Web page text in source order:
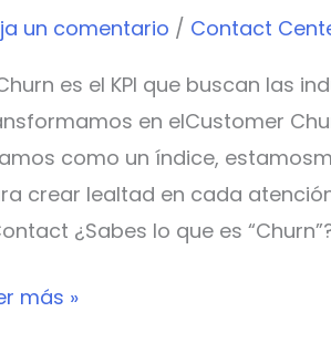
un comentario / Contact
es el KPI que buscan las
en elCustomer
como un índice,
crear lealtad en cada
¿Sabes lo que es
más »